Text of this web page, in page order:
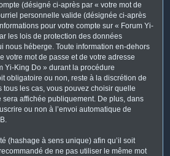
(désigné ci-après par « votre mot de
personnelle valide (désignée ci-après
pour votre compte sur « Forum Yi-
les lois de protection des données
nous héberge. Toute information en-dehors
votre mot de passe et de votre adresse
Yi-King Do » durant la procédure
obligatoire ou non, reste à la discrétion de
tous les cas, vous pouvez choisir quelle
sera affichée publiquement. De plus, dans
ou non à l’envoi automatique de
(hashage à sens unique) afin qu’il soit
de ne pas utiliser le même mot